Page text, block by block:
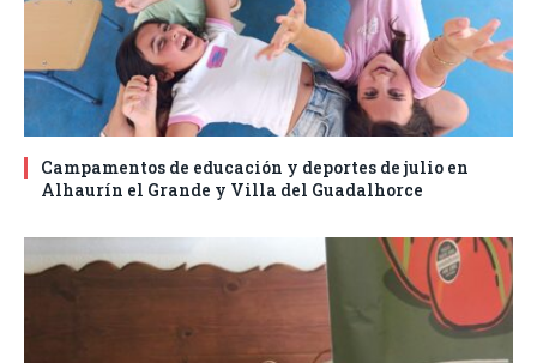
Campamentos de educación y deportes de julio en
Alhaurín el Grande y Villa del Guadalhorce